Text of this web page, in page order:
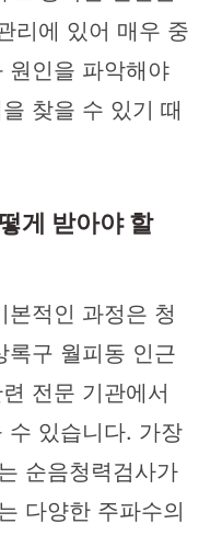
리에 있어 매우 중
원인을 파악해야
찾을 수 있기 때
게 받아야 할
본적인 과정은 청
록구 월피동 인근
전문 기관에서
수 있습니다. 가장
순음청력검사가
다양한 주파수의